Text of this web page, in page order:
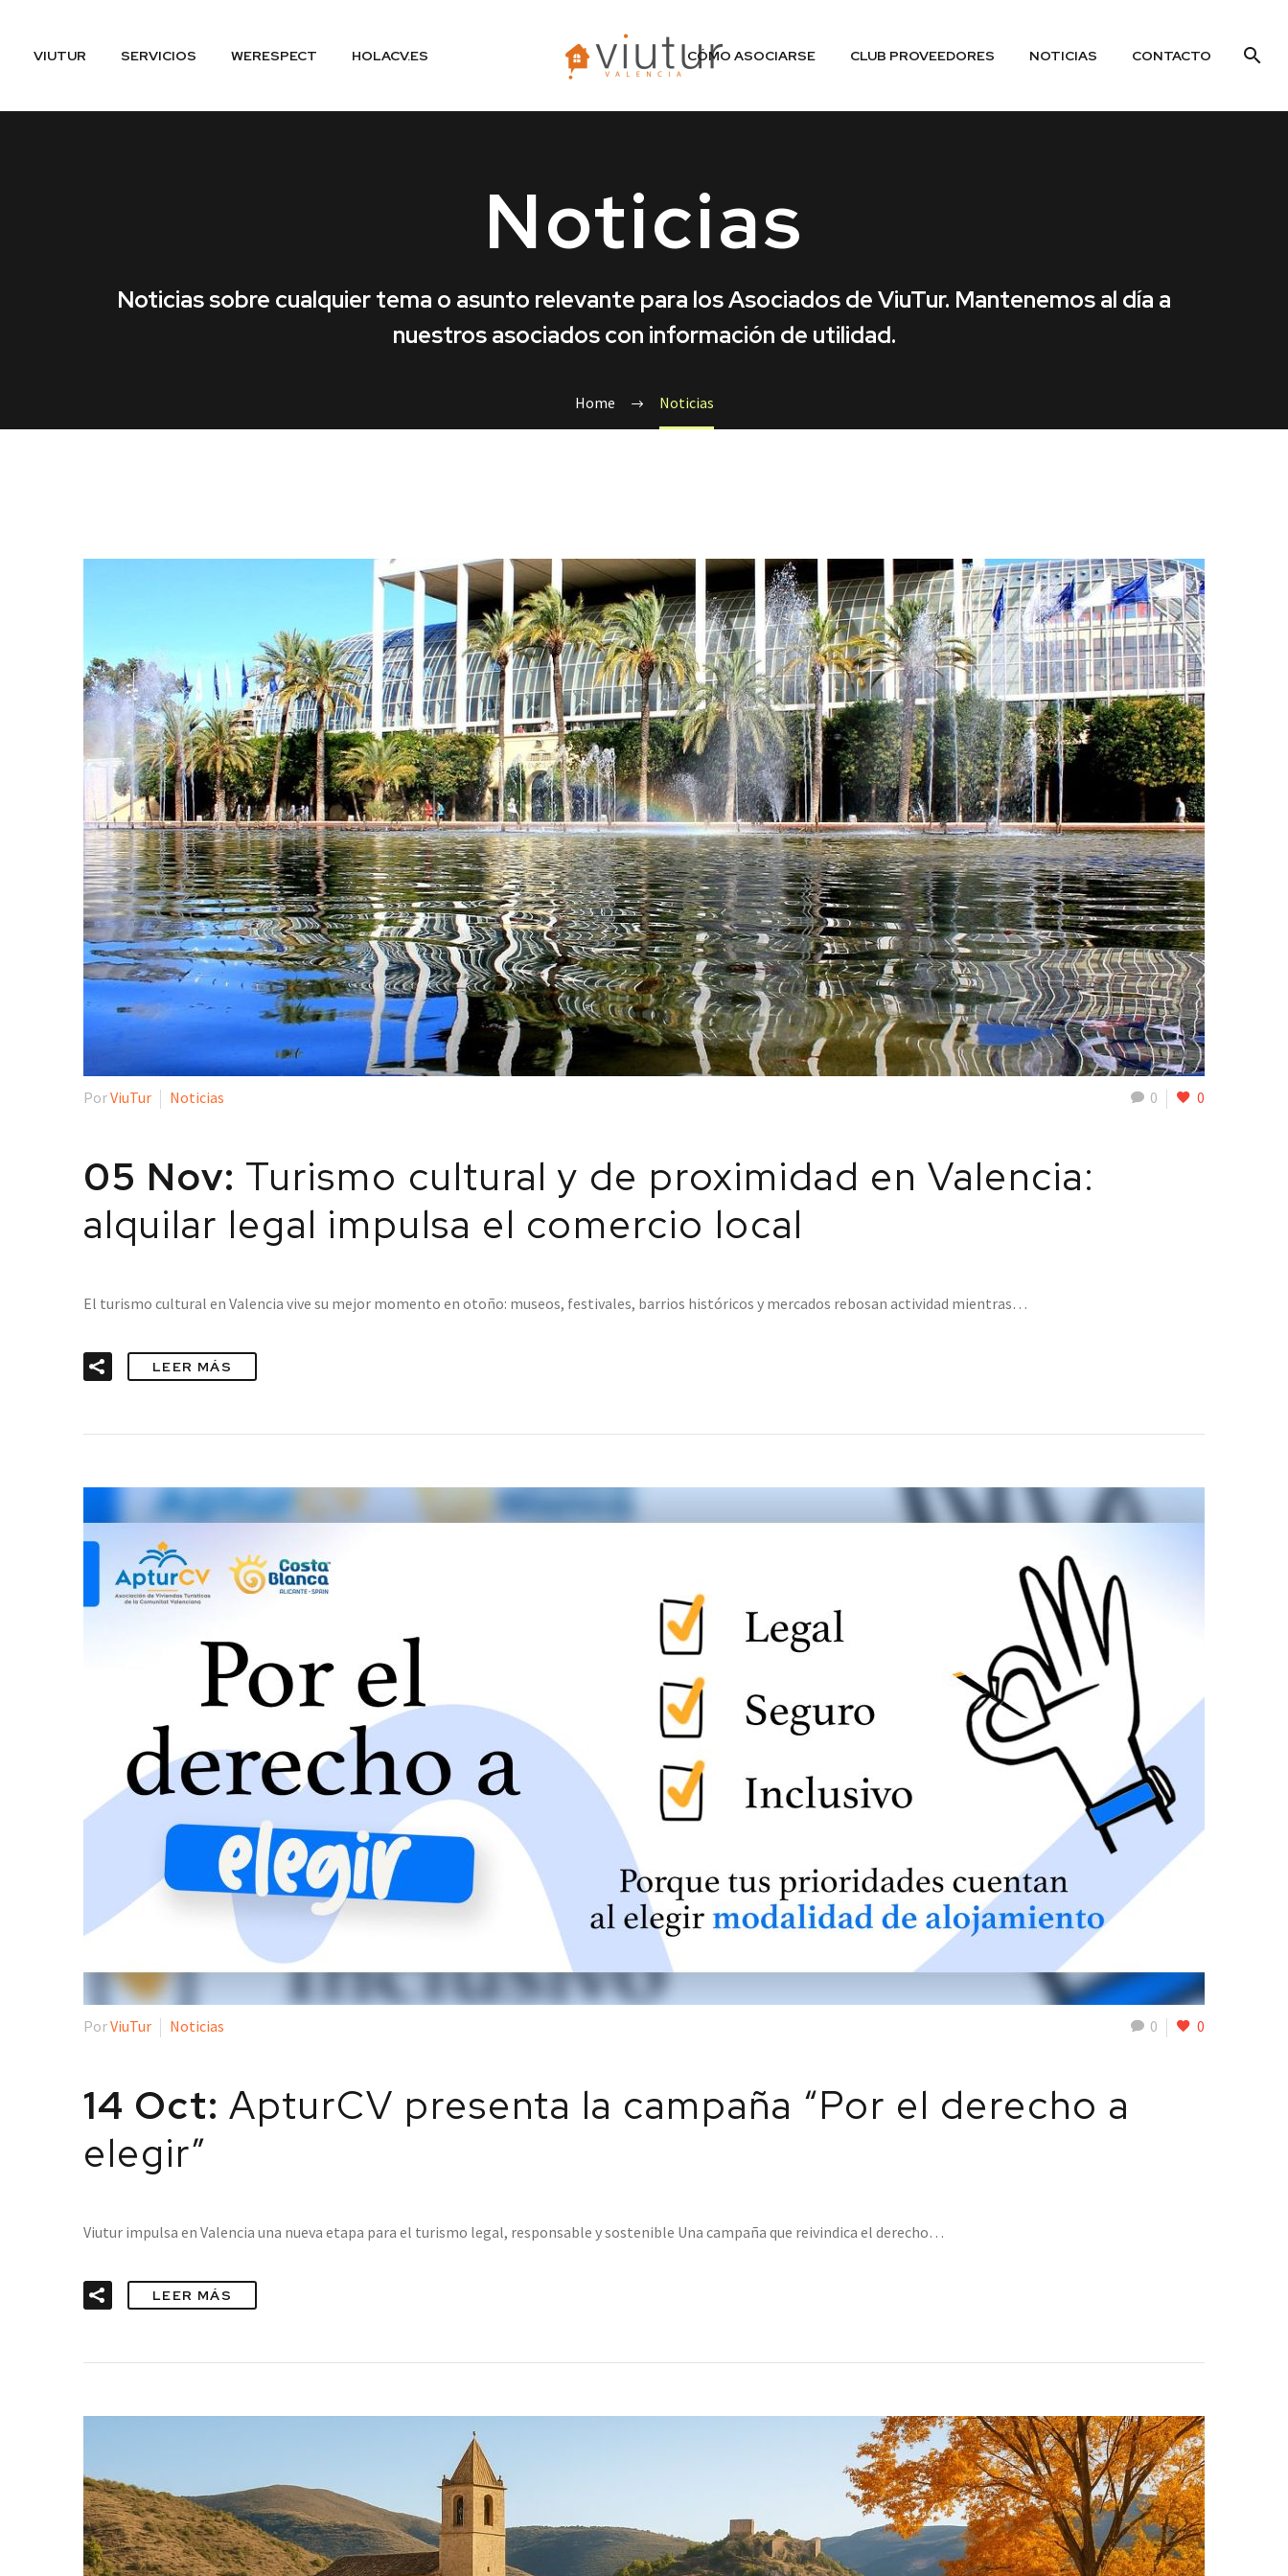
VIUTUR SERVICIOS WERESPECT HOLACV.ES CÓMO ASOCIARSE CLUB PROVEEDORES NOTICIAS CONTACTO
Noticias
Noticias sobre cualquier tema o asunto relevante para los Asociados de ViuTur. Mantenemos al día a
nuestros asociados con información de utilidad.
Home Noticias
0 0
PorViuTur Noticias
05 Nov: Turismo cultural y de proximidad en Valencia:
alquilar legal impulsa el comercio local
El turismo cultural en Valencia vive su mejor momento en otoño: museos, festivales, barrios históricos y mercados rebosan actividad mientras…
LEER MÁS
0 0
PorViuTur Noticias
14 Oct: ApturCV presenta la campaña “Por el derecho a
elegir”
Viutur impulsa en Valencia una nueva etapa para el turismo legal, responsable y sostenible Una campaña que reivindica el derecho…
LEER MÁS